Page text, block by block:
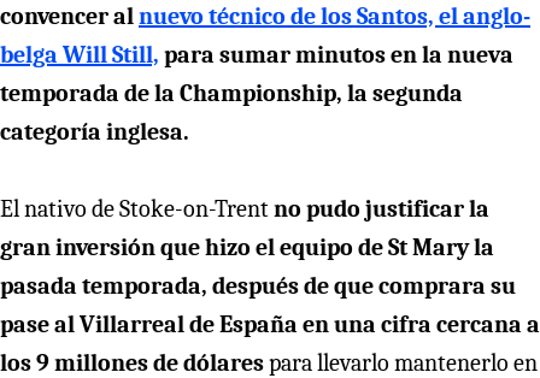
convencer alnuevo técnico de los Santos, el anglo-
belga Will Still, para sumar minutos en la nueva
temporada de la Championship, la segunda
categoría inglesa.
El nativo de Stoke-on-Trentno pudo justificar la
gran inversión que hizo el equipo de St Mary la
pasada temporada, después de que comprara su
pase al Villarreal de España en una cifra cercana a
los 9 millones de dólarespara llevarlo mantenerlo en